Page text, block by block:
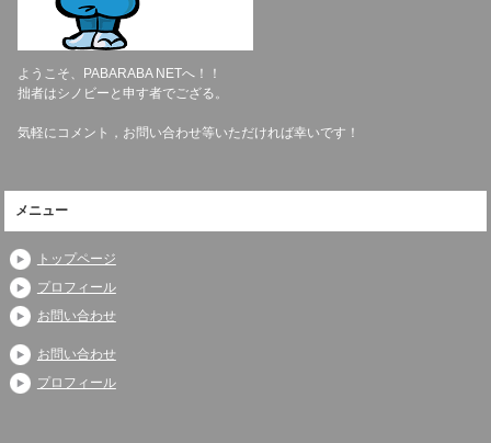
ようこそ、PABARABA NETへ！！
拙者はシノビーと申す者でござる。
気軽にコメント，お問い合わせ等いただければ幸いです！
メニュー
トップページ
プロフィール
お問い合わせ
お問い合わせ
プロフィール